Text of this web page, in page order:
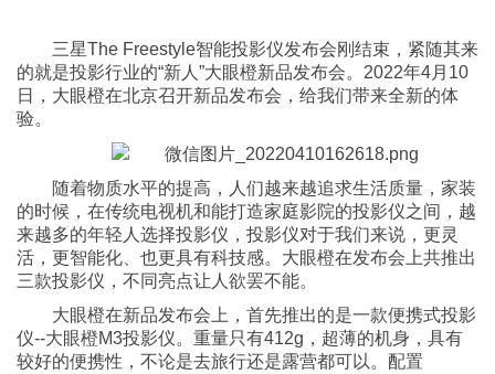
三星The Freestyle智能投影仪发布会刚结束，紧随其来
的就是投影行业的“新人”大眼橙新品发布会。2022年4月10
日，大眼橙在北京召开新品发布会，给我们带来全新的体
验。
随着物质水平的提高，人们越来越追求生活质量，家装
的时候，在传统电视机和能打造家庭影院的投影仪之间，越
来越多的年轻人选择投影仪，投影仪对于我们来说，更灵
活，更智能化、也更具有科技感。大眼橙在发布会上共推出
三款投影仪，不同亮点让人欲罢不能。
大眼橙在新品发布会上，首先推出的是一款便携式投影
仪--大眼橙M3投影仪。重量只有412g，超薄的机身，具有
较好的便携性，不论是去旅行还是露营都可以。配置